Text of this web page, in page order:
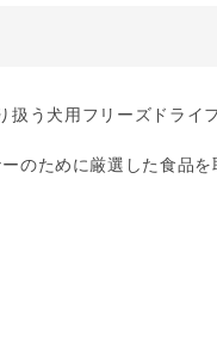
う犬用フリーズドライ
のために厳選した食品を